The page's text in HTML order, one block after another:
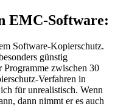
EMC-Software:
Software-Kopierschutz.
günstig
Programme zwischen 30
Verfahren in
für unrealistisch. Wenn
dann nimmt er es auch